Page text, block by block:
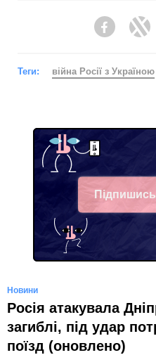
Facebook
Теги: війна Росії з Україною
Facebook
Новини
Росія атакувала
загиблі, під удар
поїзд (оновлено)